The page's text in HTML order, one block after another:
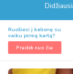
Ruošiesi į kelionę su
vaiku pirmą kartą?
Pradėk nuo čia